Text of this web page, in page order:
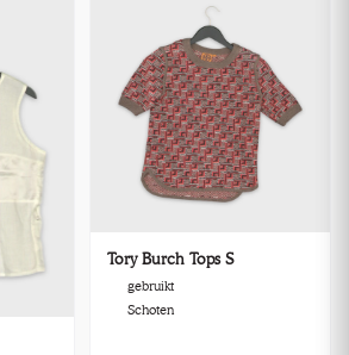
Tory Burch Tops S
gebruikt
Schoten